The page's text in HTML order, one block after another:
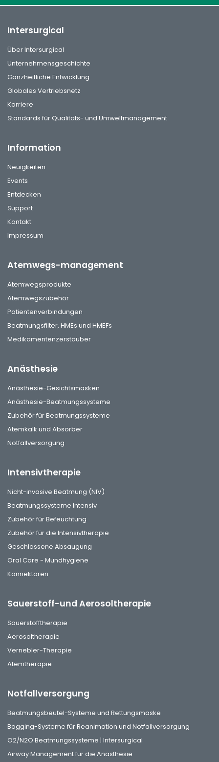
Intersurgical
Über Intersurgical
Unternehmensgeschichte
Ganzheitliche Entwicklung
Globales Vertriebsnetz
Karriere
Standards für Qualitäts- und Umweltmanagement
Information
Neuigkeiten
Events
Entdecken
Support
Kontakt
Impressum
Atemwegs-management
Atemwegsprodukte
Atemwegszubehör
Patientenverbindungen
Beatmungsfilter, HMEs und HMEFs
Medikamentenzerstäuber
Anästhesie
Anästhesie-Gesichtsmasken
Anästhesie-Beatmungssysteme
Zubehör für Beatmungssysteme
Atemkalk und Absorber
Notfallversorgung
Intensivtherapie
Nicht-invasive Beatmung (NIV)
Beatmungssysteme Intensiv
Zubehör für Befeuchtung
Zubehör für die Intensivtherapie
Geschlossene Absaugung
Oral Care - Mundhygiene
Konnektoren
Sauerstoff-und Aerosoltherapie
Sauerstofftherapie
Aerosoltherapie
Vernebler-Therapie
Atemtherapie
Notfallversorgung
Beatmungsbeutel-Systeme und Rettungsmaske
Bagging-Systeme für Reanimation und Notfallversorgung
O2/N2O Beatmungssysteme | Intersurgical
Airway Management für die Anästhesie